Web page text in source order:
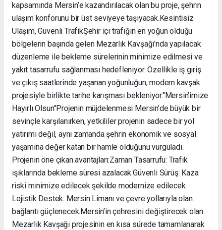
kapsamında Mersin’e kazandırılacak olan bu proje, şehrin
ulaşım konforunu bir üst seviyeye taşıyacak. ​Kesintisiz
Ulaşım, Güvenli Trafik ​Şehir içi trafiğin en yoğun olduğu
bölgelerin başında gelen Mezarlık Kavşağı’nda yapılacak
düzenleme ile bekleme sürelerinin minimize edilmesi ve
yakıt tasarrufu sağlanması hedefleniyor. Özellikle iş giriş
ve çıkış saatlerinde yaşanan yoğunluğun, modern kavşak
projesiyle birlikte tarihe karışması bekleniyor. ​"Mersin’imize
Hayırlı Olsun" ​Projenin müjdelenmesi Mersin’de büyük bir
sevinçle karşılanırken, yetkililer projenin sadece bir yol
yatırımı değil, aynı zamanda şehrin ekonomik ve sosyal
yaşamına değer katan bir hamle olduğunu vurguladı. ​
Projenin öne çıkan avantajları: ​Zaman Tasarrufu: Trafik
ışıklarında bekleme süresi azalacak. ​Güvenli Sürüş: Kaza
riski minimize edilecek şekilde modernize edilecek. ​
Lojistik Destek: Mersin Limanı ve çevre yollarıyla olan
bağlantı güçlenecek. ​Mersin’in çehresini değiştirecek olan
Mezarlık Kavşağı projesinin en kısa sürede tamamlanarak